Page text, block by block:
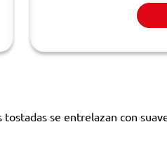
se entrelazan con